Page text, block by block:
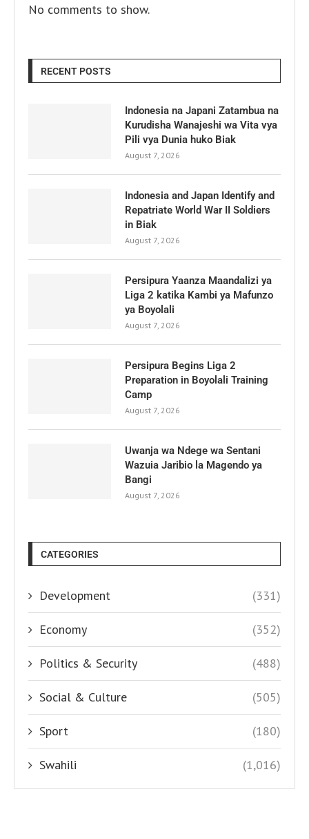
No comments to show.
RECENT POSTS
Indonesia na Japani Zatambua na
Kurudisha Wanajeshi wa Vita vya
Pili vya Dunia huko Biak
August 7, 2026
Indonesia and Japan Identify and
Repatriate World War II Soldiers
in Biak
August 7, 2026
Persipura Yaanza Maandalizi ya
Liga 2 katika Kambi ya Mafunzo
ya Boyolali
August 7, 2026
Persipura Begins Liga 2
Preparation in Boyolali Training
Camp
August 7, 2026
Uwanja wa Ndege wa Sentani
Wazuia Jaribio la Magendo ya
Bangi
August 7, 2026
CATEGORIES
Development (331)
Economy (352)
Politics & Security (488)
Social & Culture (505)
Sport (180)
Swahili (1,016)